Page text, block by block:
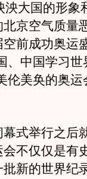
大国的形象
京空气质量
前成功奥运
、中国学习
伦美奂的奥
式举行之后
不仅仅是有
新的世界纪